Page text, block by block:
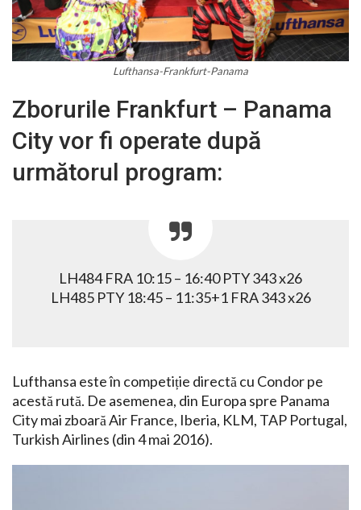
Lufthansa-Frankfurt-Panama
Zborurile Frankfurt – Panama
City vor fi operate după
următorul program:
LH484 FRA 10:15 – 16:40 PTY 343 x26
LH485 PTY 18:45 – 11:35+1 FRA 343 x26
Lufthansa este în competiție directă cu Condor pe
acestă rută. De asemenea, din Europa spre Panama
City mai zboară Air France, Iberia, KLM, TAP Portugal,
Turkish Airlines (din 4 mai 2016).